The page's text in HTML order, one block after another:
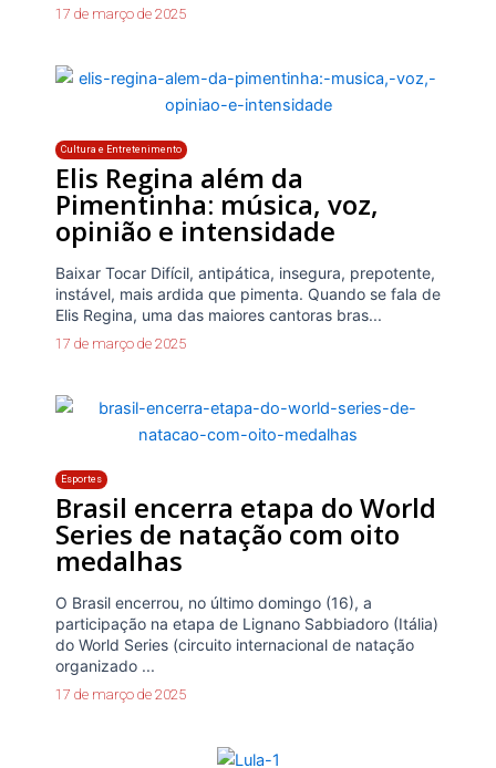
17 de março de 2025
Cultura e Entretenimento
Elis Regina além da
Pimentinha: música, voz,
opinião e intensidade
Baixar Tocar Difícil, antipática, insegura, prepotente,
instável, mais ardida que pimenta. Quando se fala de
Elis Regina, uma das maiores cantoras bras...
17 de março de 2025
Esportes
Brasil encerra etapa do World
Series de natação com oito
medalhas
O Brasil encerrou, no último domingo (16), a
participação na etapa de Lignano Sabbiadoro (Itália)
do World Series (circuito internacional de natação
organizado ...
17 de março de 2025